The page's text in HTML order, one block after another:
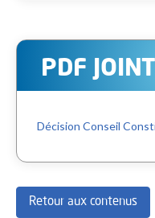
PDF JOINT
Décision Conseil
Retour aux contenus